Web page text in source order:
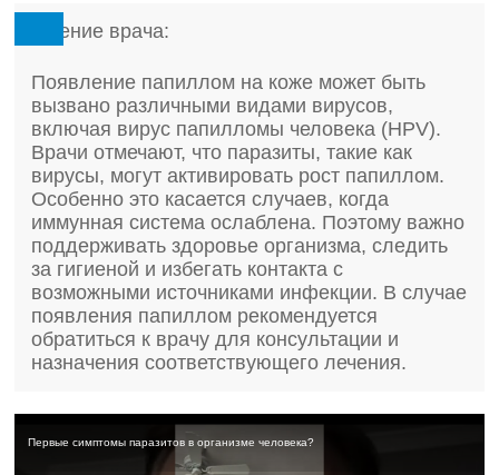
Мнение врача:
Появление папиллом на коже может быть
вызвано различными видами вирусов,
включая вирус папилломы человека (HPV).
Врачи отмечают, что паразиты, такие как
вирусы, могут активировать рост папиллом.
Особенно это касается случаев, когда
иммунная система ослаблена. Поэтому важно
поддерживать здоровье организма, следить
за гигиеной и избегать контакта с
возможными источниками инфекции. В случае
появления папиллом рекомендуется
обратиться к врачу для консультации и
назначения соответствующего лечения.
Первые симптомы паразитов в организме человека?